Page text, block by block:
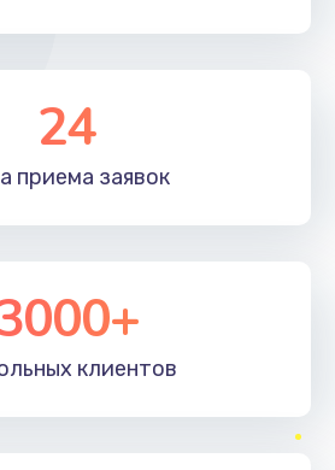
24
приема заявок
клиентов